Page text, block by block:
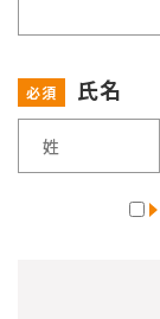
氏名